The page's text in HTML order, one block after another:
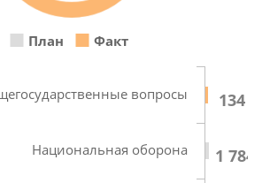
План Факт
вопросы
Национальная оборона
134
1